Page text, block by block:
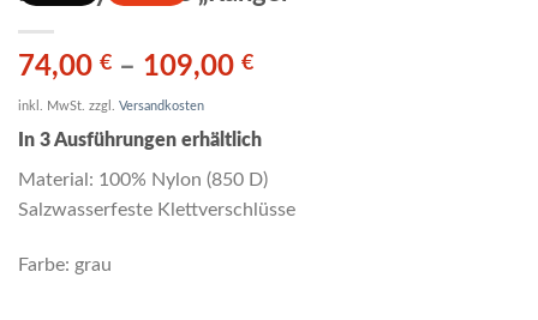
74,00 € – 109,00 €
inkl. MwSt. zzgl. Versandkosten
In 3 Ausführungen erhältlich
Material: 100% Nylon (850 D)
Salzwasserfeste Klettverschlüsse
Farbe: grau